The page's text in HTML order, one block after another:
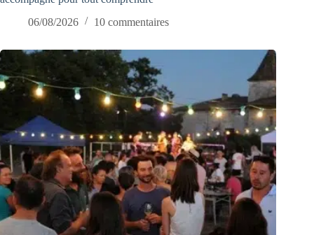
06/08/2026
10 commentaires